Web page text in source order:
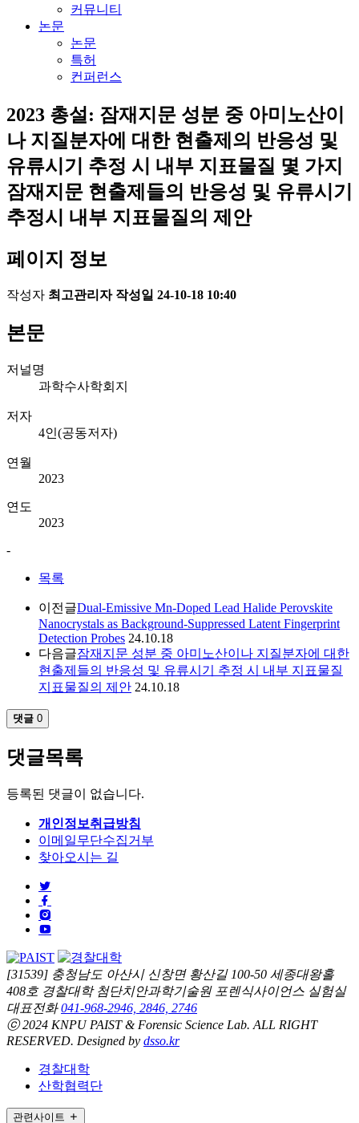
커뮤니티
논문
논문
특허
컨퍼런스
2023 총설: 잠재지문 성분 중 아미노산이
나 지질분자에 대한 현출제의 반응성 및
유류시기 추정 시 내부 지표물질 몇 가지
잠재지문 현출제들의 반응성 및 유류시기
추정시 내부 지표물질의 제안
페이지 정보
작성자 최고관리자 작성일 24-10-18 10:40
본문
저널명
과학수사학회지
저자
4인(공동저자)
연월
2023
연도
2023
-
목록
이전글Dual-Emissive Mn-Doped Lead Halide Perovskite
Nanocrystals as Background-Suppressed Latent Fingerprint
Detection Probes 24.10.18
다음글잠재지문 성분 중 아미노산이나 지질분자에 대한
현출제들의 반응성 및 유류시기 추정 시 내부 지표물질
지표물질의 제안 24.10.18
댓글 0
댓글목록
등록된 댓글이 없습니다.
개인정보취급방침
이메일무단수집거부
찾아오시는 길
[31539] 충청남도 아산시 신창면 황산길 100-50 세종대왕홀
408호 경찰대학 첨단치안과학기술원 포렌식사이언스 실험실
대표전화041-968-2946, 2846, 2746
ⓒ 2024 KNPU PAIST & Forensic Science Lab. ALL RIGHT
RESERVED. Designed by dsso.kr
경찰대학
산학협력단
관련사이트